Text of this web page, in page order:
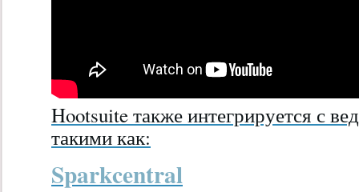
Hootsuite также интегрируется с
такими как:
Sparkcentral